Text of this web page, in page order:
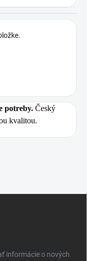
potreby. Český
kvalitou.
informácie o nových